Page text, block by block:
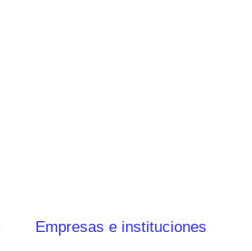
Empresas e instituciones